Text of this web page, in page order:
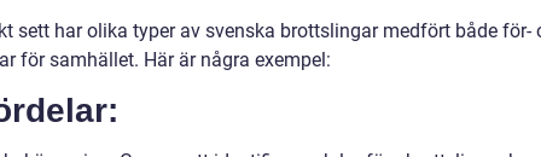
sett har olika typer av svenska brottslingar medfört både för-
för samhället. Här är några exempel: